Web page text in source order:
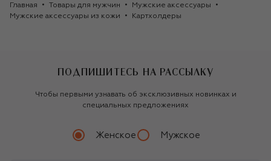
Главная Товары для мужчин
Мужские аксессуары
Мужские аксессуары из кожи
Картхолдеры
ПОДПИШИТЕСЬ НА РАССЫЛКУ
Чтобы первыми узнавать об эксклюзивных новинках и
специальных предложениях
Женское Мужское